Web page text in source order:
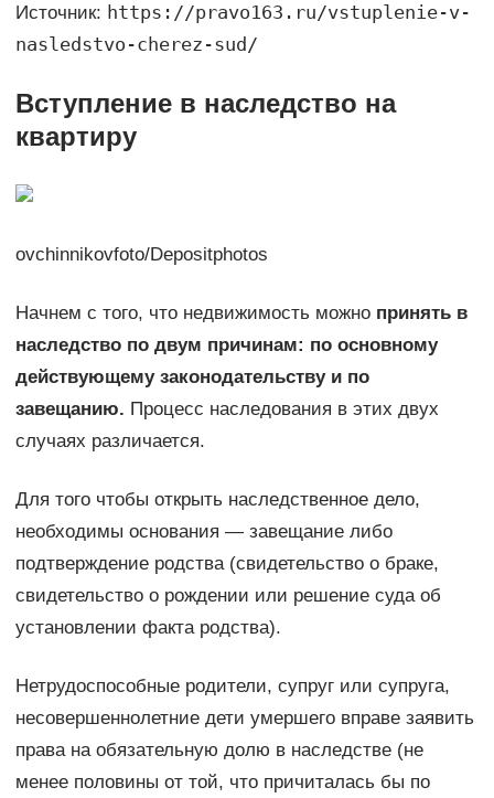
Источник: https://pravo163.ru/vstuplenie-v-
nasledstvo-cherez-sud/
Вступление в наследство на
квартиру
ovchinnikovfoto/Depositphotos
Начнем с того, что недвижимость можно принять в
наследство по двум причинам: по основному
действующему законодательству и по
завещанию. Процесс наследования в этих двух
случаях различается.
Для того чтобы открыть наследственное дело,
необходимы основания — завещание либо
подтверждение родства (свидетельство о браке,
свидетельство о рождении или решение суда об
установлении факта родства).
Нетрудоспособные родители, супруг или супруга,
несовершеннолетние дети умершего вправе заявить
права на обязательную долю в наследстве (не
менее половины от той, что причиталась бы по